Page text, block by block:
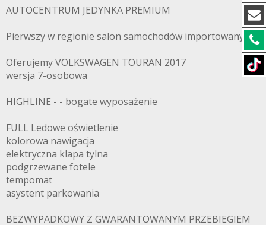
AUTOCENTRUM JEDYNKA PREMIUM
Pierwszy w regionie salon samochodów importowanych
Oferujemy VOLKSWAGEN TOURAN 2017
wersja 7-osobowa
HIGHLINE - - bogate wyposażenie
FULL Ledowe oświetlenie
kolorowa nawigacja
elektryczna klapa tylna
podgrzewane fotele
tempomat
asystent parkowania
BEZWYPADKOWY Z GWARANTOWANYM PRZEBIEGIEM